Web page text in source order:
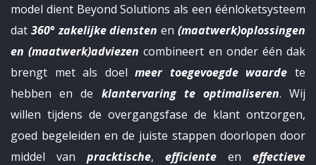
model dient Beyond Solutions als een éénloketsysteem
dat 360° zakelijke diensten en(maatwerk)oplossingen
en (maatwerk)adviezen combineert en onder één dak
brengt met als doelmeer toegevoegde waarde te
hebben en de klantervaring te optimaliseren. Wij
willen tijdens de overgangsfase de klant ontzorgen,
goed begeleiden en de juiste stappen doorlopen door
middel van pracktische, efficiente en effectieve